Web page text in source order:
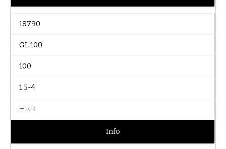
18790
GL 100
100
1.5-4
– KR
Info